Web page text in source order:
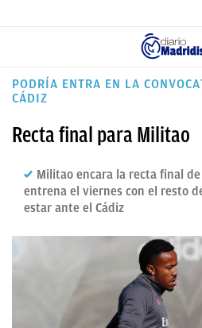
ÚLTIMAS
REAL
MADRID
BALONCESTO
PODRÍA ENTRA EN LA
CÁDIZ
Recta final para Militao
Militao encara la recta final
entrena el viernes con el resto
estar ante el Cádiz